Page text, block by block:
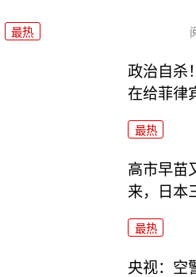
最热
政治自杀
在给菲律
最热
高市早苗
来，日本
最热
央视：空